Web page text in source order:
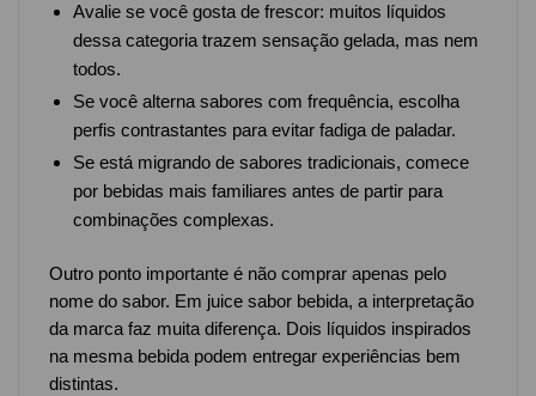
Avalie se você gosta de frescor: muitos líquidos
dessa categoria trazem sensação gelada, mas nem
todos.
Se você alterna sabores com frequência, escolha
perfis contrastantes para evitar fadiga de paladar.
Se está migrando de sabores tradicionais, comece
por bebidas mais familiares antes de partir para
combinações complexas.
Outro ponto importante é não comprar apenas pelo
nome do sabor. Em juice sabor bebida, a interpretação
da marca faz muita diferença. Dois líquidos inspirados
na mesma bebida podem entregar experiências bem
distintas.